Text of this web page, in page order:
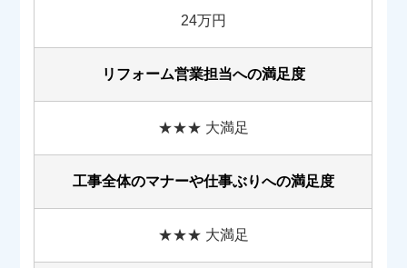
24万円
リフォーム営業担当への満足度
★★★ 大満足
工事全体のマナーや仕事ぶりへの満足度
★★★ 大満足